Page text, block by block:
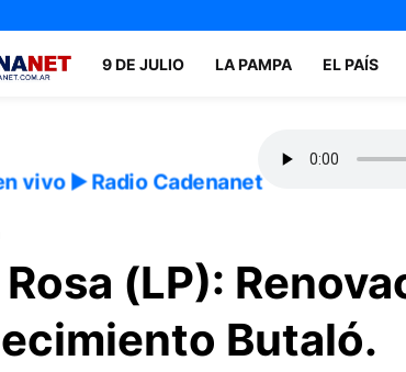
9 DE JULIO LA PAMPA EL PAÍS
vivo ▶️ Radio Cadenanet
(LP):
Butaló.